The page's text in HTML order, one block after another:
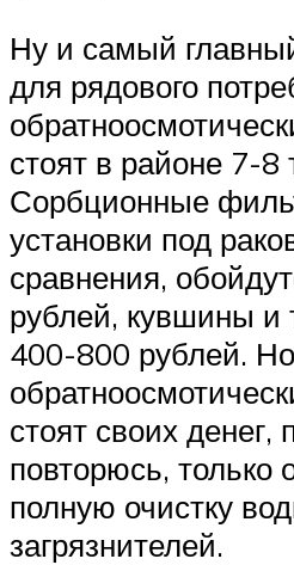
Ну и самый
для рядового
стоят в районе 7-8
Сорбционные
установки под
сравнения,
рублей, кувшины
400-800 рублей. Но
стоят своих денег,
повторюсь, только
полную очистку
загрязнителей.